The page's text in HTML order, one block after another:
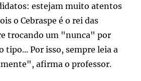
estejam muito atentos
o Cebraspe é o rei das
trocando um "nunca" por
tipo... Por isso, sempre leia a
afirma o professor.